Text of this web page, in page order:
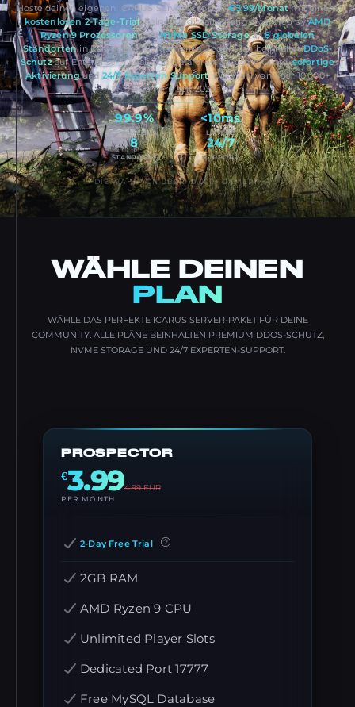
Hoste deinen eigenen ICARUS Server schon ab€3.99/Monatmit einem
kostenlosen 2-Tage-Trial, keine Kreditkarte nötig. Powered byAMD
Ryzen 9 ProzessorenundNVMe SSD Storagean8 globalen
Standortenin Europa und Nordamerika. Jeder Plan beinhaltetDDoS-
Schutzauf Enterprise-Niveau von Dataforest & CosmicGuard,sofortige
Aktivierungund24/7 Experten-Support. Die Wahl von über 10,000+
Gamern seit 2020.
99.9%
UPTIME SLA
<10ms
LATENZ
8
STANDORTE
24/7
SUPPORT
DIE WAHL VON ÜBER 10,000+ GAMERN
WÄHLE DEINEN
PLAN
WÄHLE DAS PERFEKTE ICARUS SERVER-PAKET FÜR DEINE
COMMUNITY. ALLE PLÄNE BEINHALTEN PREMIUM DDOS-SCHUTZ,
NVME STORAGE UND 24/7 EXPERTEN-SUPPORT.
PROSPECTOR
€3.994.99EUR
PER MONTH
2-Day Free Trial
2GB RAM
AMD Ryzen 9 CPU
Unlimited Player Slots
Dedicated Port 17777
Free MySQL Database